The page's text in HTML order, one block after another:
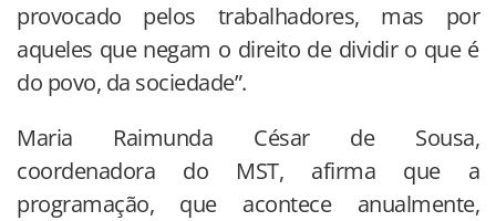
provocado pelos trabalhadores, mas por
aqueles que negam o direito de dividir o que é
do povo, da sociedade”.
Maria Raimunda César de Sousa,
coordenadora do MST, afirma que a
programação, que acontece anualmente,